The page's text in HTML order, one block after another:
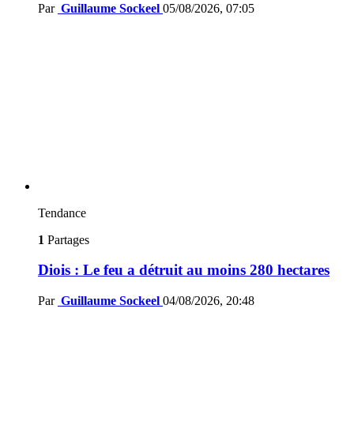
Par Guillaume Sockeel 05/08/2026, 07:05
Tendance
1 Partages
Diois : Le feu a détruit au moins 280 hectares
Par Guillaume Sockeel 04/08/2026, 20:48